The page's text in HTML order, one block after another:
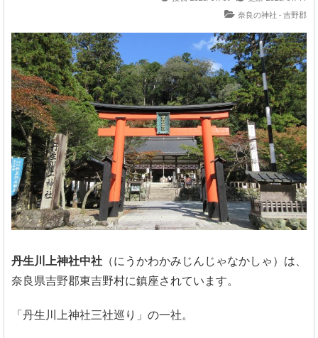
奈良の神社 - 吉野郡
丹生川上神社中社 （にうかわかみじんじゃなかしゃ）は、
奈良県吉野郡東吉野村に鎮座されています。
「丹生川上神社三社巡り」の一社。